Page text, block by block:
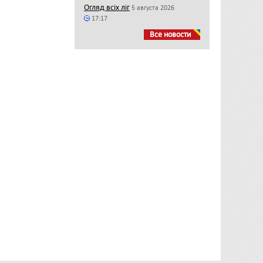
Огляд всіх ліг 5 августа 2026
17:17
Все новости